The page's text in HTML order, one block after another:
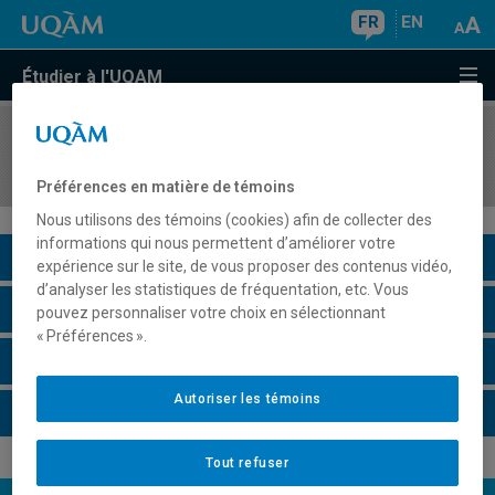
FR EN
Étudier à l'UQAM
COURS//
Description du cours
Horaire - Été 2026
Préférences en matière de témoins
Nous utilisons des témoins (cookies) afin de collecter des
informations qui nous permettent d’améliorer votre
expérience sur le site, de vous proposer des contenus vidéo,
d’analyser les statistiques de fréquentation, etc. Vous
pouvez personnaliser votre choix en sélectionnant
« Préférences ».
Tout refuser
Autoriser les témoins